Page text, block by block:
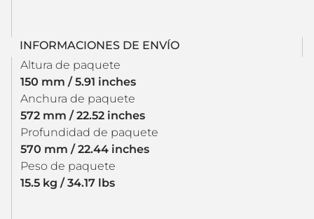
INFORMACIONES DE ENVÍO
Altura de paquete
150 mm / 5.91 inches
Anchura de paquete
572 mm / 22.52 inches
Profundidad de paquete
570 mm / 22.44 inches
Peso de paquete
15.5 kg / 34.17 lbs